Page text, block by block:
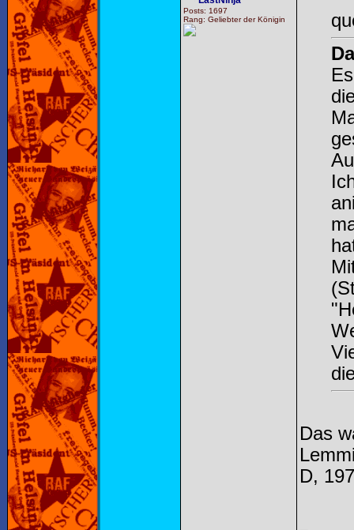
Posts: 1697
Rang: Geliebter der Königin
Das
D,